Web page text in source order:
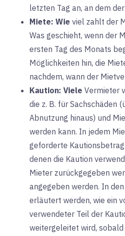
letzten Tag an, an dem
Miete: Wie viel zahlt der
Was geschieht, wenn der
ersten Tag des Monats
Möglichkeiten hin, die
nachdem, wann der
Kaution: Viele Vermieter
die z. B. für Sachschäden
Abnutzung hinaus) und
werden kann. In jedem
geforderte Kautionsbetrag
denen die Kaution
Mieter zurückgegeben
angegeben werden. In
erläutert werden, wie ein
verwendeter Teil der
weitergeleitet wird,